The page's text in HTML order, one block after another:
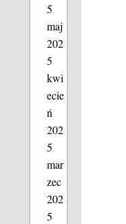
5
maj
202
5
kwi
ecie
ń
202
5
mar
zec
202
5